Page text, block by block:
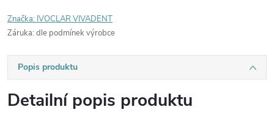
Značka: IVOCLAR VIVADENT
Záruka: dle podmínek výrobce
Popis produktu
Detailní popis produktu